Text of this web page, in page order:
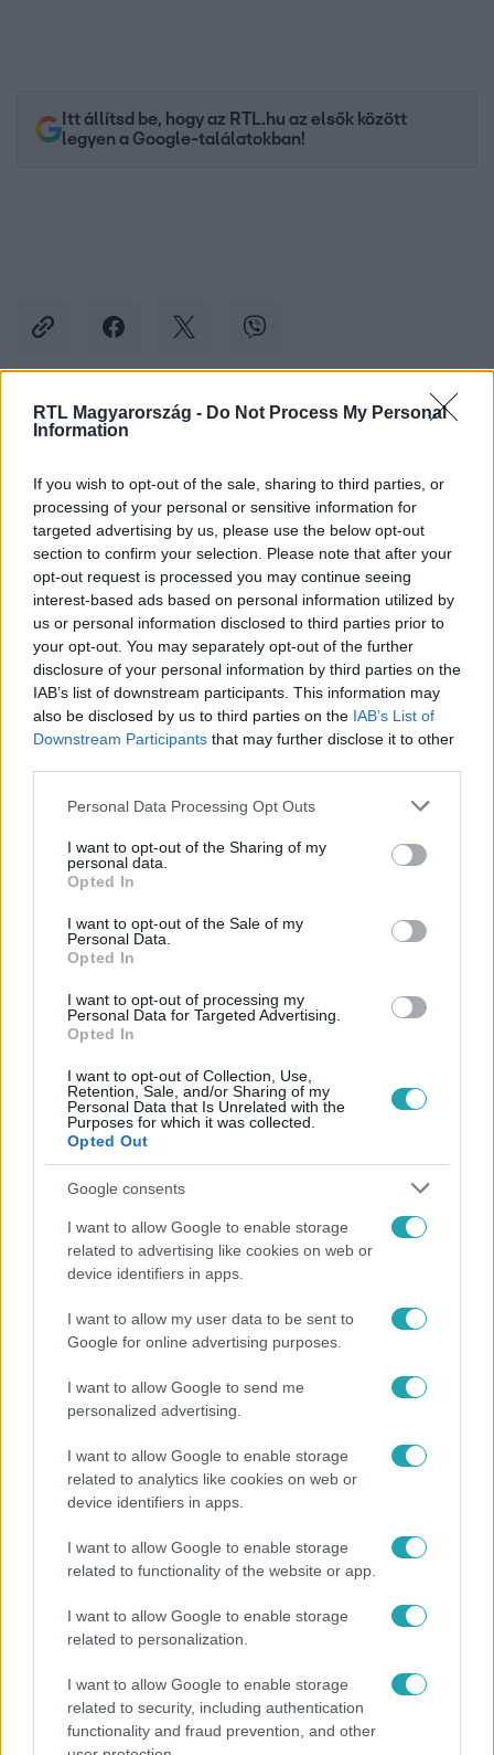
RTL Magyarország - Do Not Process My Personal
Information
If you wish to opt-out of the sale, sharing to third parties, or
processing of your personal or sensitive information for
targeted advertising by us, please use the below opt-out
section to confirm your selection. Please note that after your
opt-out request is processed you may continue seeing
interest-based ads based on personal information utilized by
us or personal information disclosed to third parties prior to
your opt-out. You may separately opt-out of the further
disclosure of your personal information by third parties on the
IAB’s list of downstream participants. This information may
also be disclosed by us to third parties on the IAB’s List of
Downstream Participants that may further disclose it to other
Please note that this website/app uses one or more Google
not limited to your visit or usage behaviour. You may click to
grant or deny consent to Google and its third-party tags to
use your data for below specified purposes in below Google
consent section.
Personal Data Processing Opt Outs
I want to opt-out of the Sharing of my
personal data.
Opted In
I want to opt-out of the Sale of my
Personal Data.
Opted In
I want to opt-out of processing my
Personal Data for Targeted Advertising.
Opted In
I want to opt-out of Collection, Use,
Retention, Sale, and/or Sharing of my
Personal Data that Is Unrelated with the
Purposes for which it was collected.
Opted Out
Google consents
I want to allow Google to enable storage
related to advertising like cookies on web or
device identifiers in apps.
I want to allow my user data to be sent to
Google for online advertising purposes.
I want to allow Google to send me
personalized advertising.
I want to allow Google to enable storage
related to analytics like cookies on web or
device identifiers in apps.
I want to allow Google to enable storage
related to functionality of the website or app.
I want to allow Google to enable storage
related to personalization.
I want to allow Google to enable storage
related to security, including authentication
functionality and fraud prevention, and other
Itt állítsd be, hogy az RTL.hu az elsők között
legyen a Google-találatokban!
Kövess minket, és értesülj a friss hírekről a
Követem
TUDOMÁNY-TECH TIKTOK VAGINA
#FOLYADÉK #TREND #ORVOS
Népszerű
Nem hinnéd, melyik világsztárnak tulajdonítják a
legmagasabb IQ-t
14:09
„A csúcs opcionális, a biztonságos hazatérés
Klein Dávid